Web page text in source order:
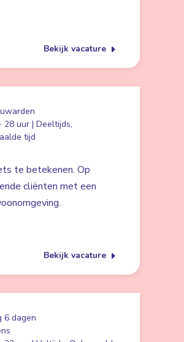
Bekijk vacature
28 uur | Deeltijds,
tijd
te betekenen. Op
cliënten met een
Bekijk vacature
6 dagen